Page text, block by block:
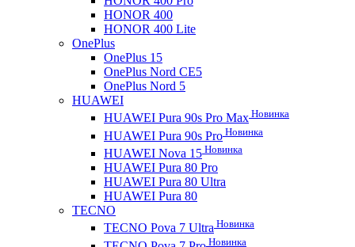
HONOR 400
HONOR 400 Lite
OnePlus
OnePlus 15
OnePlus Nord CE5
OnePlus Nord 5
HUAWEI
HUAWEI Pura 90s Pro Max Новинка
HUAWEI Pura 90s Pro Новинка
HUAWEI Nova 15 Новинка
HUAWEI Pura 80 Pro
HUAWEI Pura 80 Ultra
HUAWEI Pura 80
TECNO
TECNO Pova 7 Ultra Новинка
Новинка